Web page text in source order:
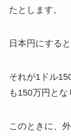
たとします。
日本円にする
それが1ドル
も150万円とな
このときに、